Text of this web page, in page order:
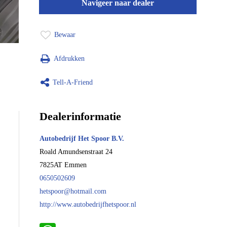
Navigeer naar dealer
Bewaar
Afdrukken
Tell-A-Friend
Dealerinformatie
Autobedrijf Het Spoor B.V.
Roald Amundsenstraat 24
7825AT Emmen
0650502609
hetspoor@hotmail.com
http://www.autobedrijfhetspoor.nl